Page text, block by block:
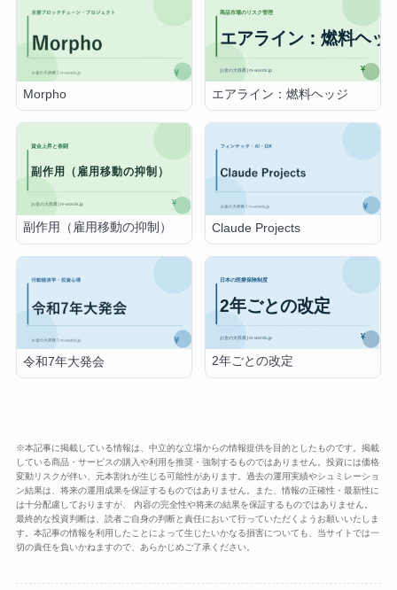
Morpho エアライン：燃料ヘッジ
副作用（雇用移動の抑制） Claude Projects
令和7年大発会 2年ごとの改定
※本記事に掲載している情報は、中立的な立場からの情報提供を目的としたものです。掲載
している商品・サービスの購入や利用を推奨・強制するものではありません。投資には価格
変動リスクが伴い、元本割れが生じる可能性があります。過去の運用実績やシュミレーショ
ン結果は、将来の運用成果を保証するものではありません。また、情報の正確性・最新性に
は十分配慮しておりますが、 内容の完全性や将来の結果を保証するものではありません。
最終的な投資判断は、読者ご自身の判断と責任において行っていただくようお願いいたしま
す。本記事の情報を利用したことによって生じたいかなる損害についても、当サイトでは一
切の責任を負いかねますので、あらかじめご了承ください。